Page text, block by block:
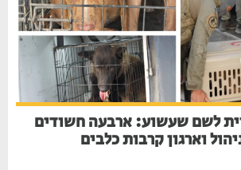
לשם שעשוע: ארבעה חשודים
וארגון קרבות כלבים